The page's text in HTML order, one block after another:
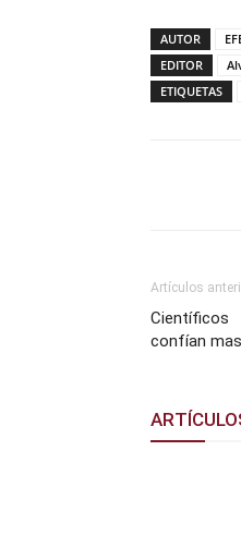
AUTOR
EDITOR
ETIQUETAS
Artículos
confían